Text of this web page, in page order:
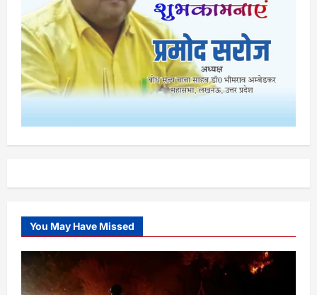
You May Have Missed